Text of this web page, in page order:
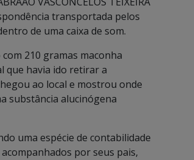
transportada pelos
de uma caixa de som.
210 gramas maconha
que havia ido retirar a
ao local e mostrou onde
substância alucinógena
uma espécie de contabilidade
por seus pais,